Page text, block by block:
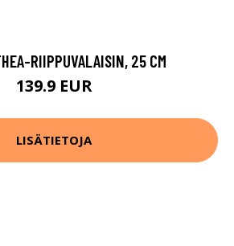
RIIPPUVALAISIN, 25 CM
139.9 EUR
LISÄTIETOJA